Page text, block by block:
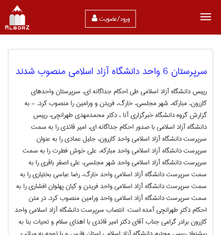
ورود/عضویت
سرپرستان 6 واحد دانشگاه آزاد اسلامی منصوب شدند
رییس دانشگاه آزاد اسلامی طی احکام جداگانه ای، سرپرستان واحدهای
کازرون، مبارکه، شهر مجلسی، خارگ، فریدن و ورامین را منصوب کرد. - به
گزارش گروه دانشگاه خبرگزاری آنا ، دکتر محمدمهدی طهرانچی، رییس
دانشگاه آزاد اسلامی با صدور احکام جداگانه ای، امیر قائدی را به سمت
سرپرست دانشگاه آزاد اسلامی واحد کازرون، جلیل عمادی را به عنوان
سرپرست دانشگاه آزاد اسلامی واحد مبارکه، علی خوش فطرت را به سمت
سرپرست دانشگاه آزاد اسلامی واحد شهر مجلسی، علی اصغر باقری را به
سمت سرپرست دانشگاه آزاد اسلامی واحد خارگ، رضا عباسی بختیاری را به
سمت سرپرست دانشگاه آزاد اسلامی واحد فریدن و کیان پهلوان افشاری را به
سمت سرپرست دانشگاه آزاد اسلامی واحد ورامین منصوب کرد. در متن
احکام دکتر طهرانچی آمده است: انتصاب سرپرست دانشگاه آزاد اسلامی واحد
کازرون برادر گرامی جناب آقای دکتر امیر قائدی با اهدای سلام و تحیات بنا به